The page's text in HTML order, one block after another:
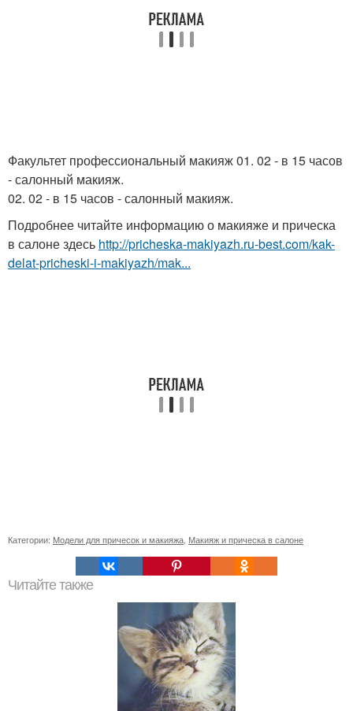
Факультет профессиональный макияж 01. 02 - в 15 часов
- салонный макияж.
02. 02 - в 15 часов - салонный макияж.
Подробнее читайте информацию о макияже и прическа
в салоне здесь http://pricheska-makiyazh.ru-best.com/kak-
delat-pricheski-i-makiyazh/mak...
Категории: Модели для причесок и макияжа Макияж и прическа в салоне
Читайте также